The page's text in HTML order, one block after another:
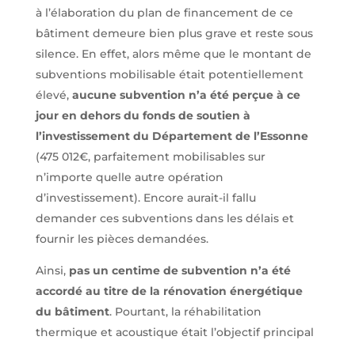
à l’élaboration du plan de financement de ce
bâtiment demeure bien plus grave et reste sous
silence. En effet, alors même que le montant de
subventions mobilisable était potentiellement
élevé, aucune subvention n’a été perçue à ce
jour en dehors du fonds de soutien à
l’investissement du Département de l’Essonne
(475 012€, parfaitement mobilisables sur
n’importe quelle autre opération
d’investissement). Encore aurait-il fallu
demander ces subventions dans les délais et
fournir les pièces demandées.
Ainsi, pas un centime de subvention n’a été
accordé au titre de la rénovation énergétique
du bâtiment. Pourtant, la réhabilitation
thermique et acoustique était l’objectif principal